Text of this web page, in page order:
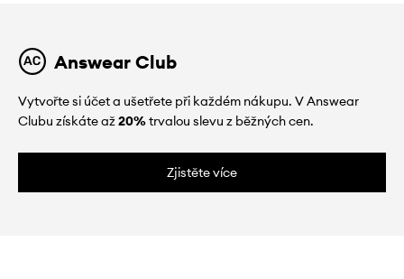
Answear Club
Vytvořte si účet a ušetřete při každém nákupu. V Answear
Clubu získáte až20%trvalou slevu z běžných cen.
Zjistěte více